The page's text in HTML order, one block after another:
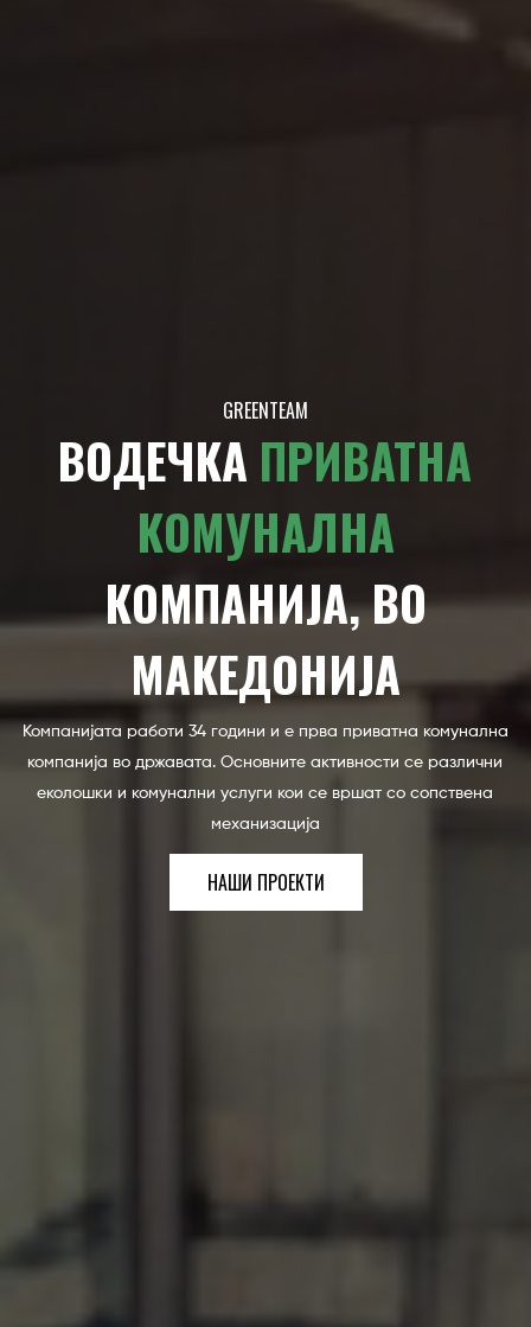
GREENTEAM
ВОДЕЧКА ПРИВАТНА
КОМУНАЛНА
КОМПАНИЈА, ВО
МАКЕДОНИЈА
Компанијата работи 34 години и е прва приватна комунална
компанија во државата. Основните активности се различни
еколошки и комунални услуги кои се вршат со сопствена
механизација
НАШИ ПРОЕКТИ